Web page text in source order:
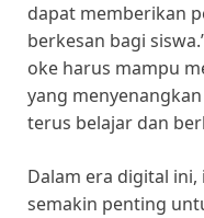
dapat memberikan
berkesan bagi
oke harus mampu
yang
terus belajar dan
Dalam era digital
semakin penting